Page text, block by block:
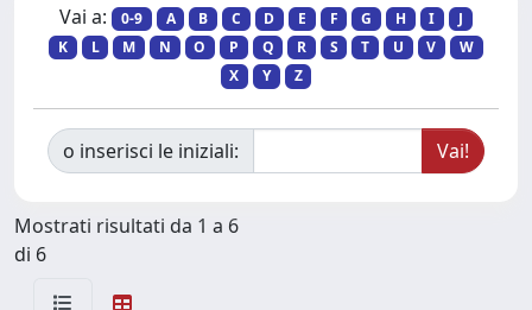
Vai a: 0-9 A B C D E F G H I
J
K
L M N O P Q R S T U V
W
X
Y Z
o inserisci le iniziali:
Mostrati risultati da 1 a 6
di 6